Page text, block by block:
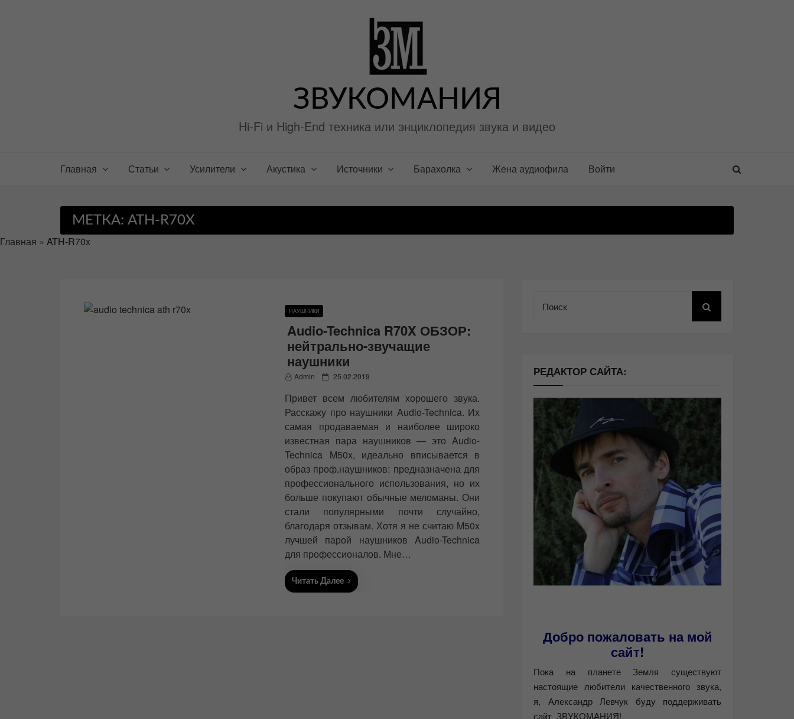
ЗВУКОМАНИЯ
Hi-Fi и High-End техника или энциклопедия звука и видео
Главная Статьи Усилители Акустика Источники Барахолка Жена аудиофила Войти
МЕТКА: ATH-R70X
Главная » ATH-R70x
НАУШНИКИ
Audio-Technica R70X ОБЗОР:
нейтрально-звучащие
наушники
Admin
P
s
e
d
o
n
25.02.2019
Привет всем любителям хорошего звука.
Расскажу про наушники Audio-Technica. Их
самая продаваемая и наиболее широко
известная пара наушников — это Audio-
Technica M50x, идеально вписывается в
образ проф.наушников: предназначена для
профессионального использования, но их
больше покупают обычные меломаны. Они
стали популярными почти случайно,
благодаря отзывам. Хотя я не считаю M50x
лучшей парой наушников Audio-Technica
для профессионалов. Мне…
Читать Далее
РЕДАКТОР САЙТА:
Добро пожаловать на мой
сайт!
Пока на планете Земля существуют
настоящие любители качественного звука,
я, Александр Левчук буду поддерживать
сайт ЗВУКОМАНИЯ!